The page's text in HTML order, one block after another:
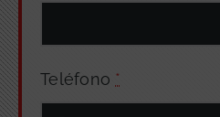
Teléfono *